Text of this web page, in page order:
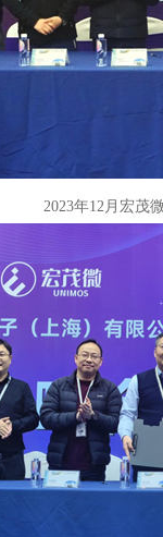
2023年12月宏茂